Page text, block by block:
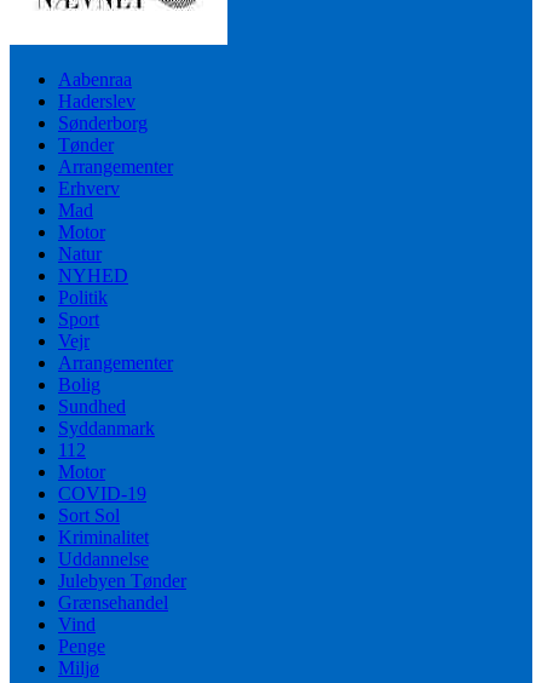
Aabenraa
Haderslev
Sønderborg
Tønder
Arrangementer
Erhverv
Mad
Motor
Natur
NYHED
Politik
Sport
Vejr
Arrangementer
Bolig
Sundhed
Syddanmark
112
Motor
COVID-19
Sort Sol
Kriminalitet
Uddannelse
Julebyen Tønder
Grænsehandel
Vind
Penge
Miljø